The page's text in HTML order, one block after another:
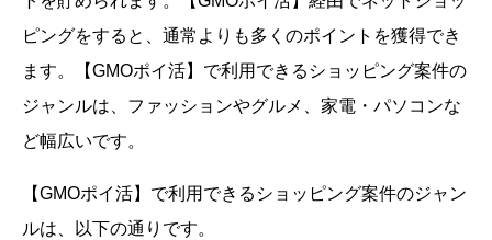
ピングをすると、通常よりも多くのポイントを獲得でき
ます。【GMOポイ活】で利用できるショッピング案件の
ジャンルは、ファッションやグルメ、家電・パソコンな
ど幅広いです。
【GMOポイ活】で利用できるショッピング案件のジャン
ルは、以下の通りです。